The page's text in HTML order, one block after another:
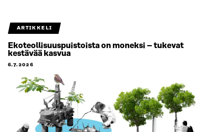
ARTIKKELI
Ekoteollisuuspuistoista on moneksi – tukevat
kestävää kasvua
6.7.2026